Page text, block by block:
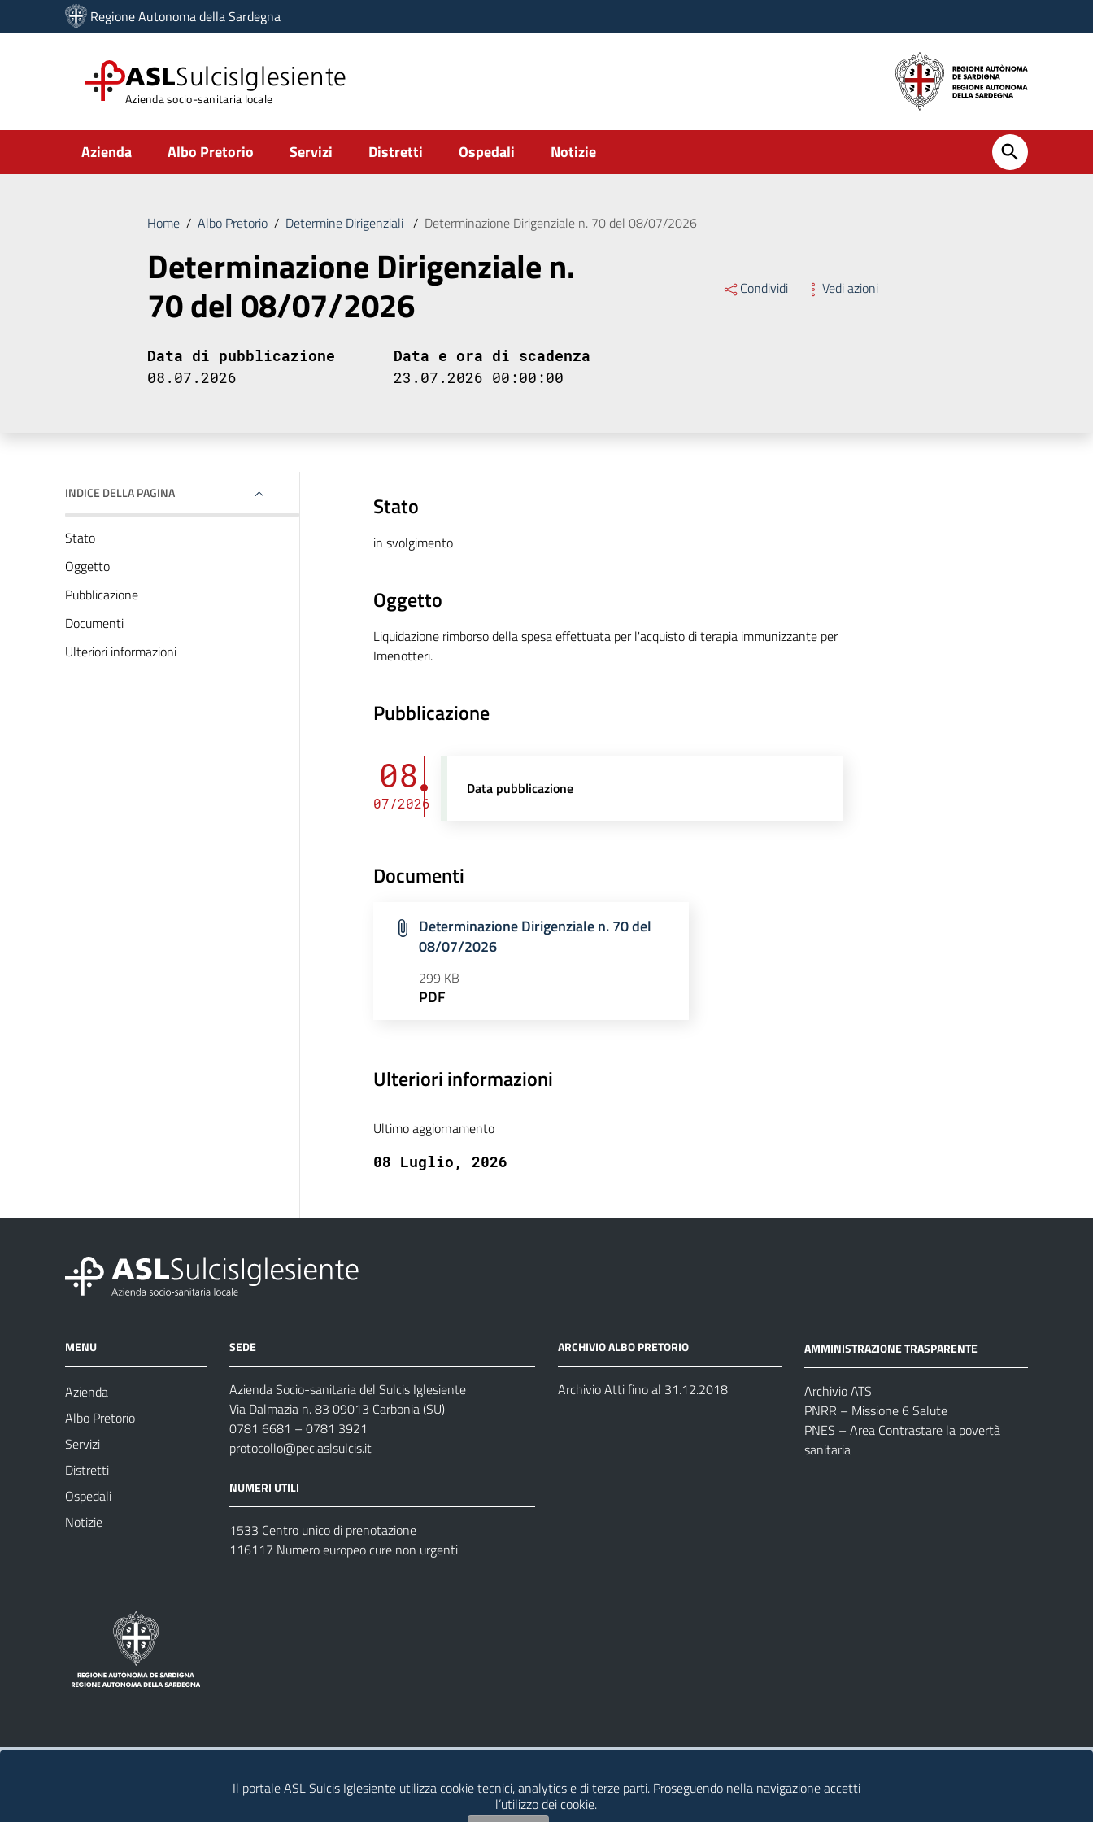
Vai ai contenuti
Vai al menu di navigazione
Regione Autonoma della Sardegna
ASLSulcisIglesiente
Azienda socio-sanitaria locale
Submenu
Azienda Albo Pretorio Servizi Distretti Ospedali Notizie
Home / Albo Pretorio / Determine Dirigenziali / Determinazione Dirigenziale n. 70 del 08/07/2026
Determinazione Dirigenziale n.
70 del 08/07/2026 Condividi Vedi azioni
Data di pubblicazione
08.07.2026
Data e ora di scadenza
23.07.2026 00:00:00
INDICE DELLA PAGINA
Stato
Oggetto
Pubblicazione
Documenti
Ulteriori informazioni
Stato
in svolgimento
Oggetto
Liquidazione rimborso della spesa effettuata per l'acquisto di terapia immunizzante per
Imenotteri.
Pubblicazione
08
07/2026
Data pubblicazione
Documenti
Determinazione Dirigenziale n. 70 del
08/07/2026
299 KB
PDF
Ulteriori informazioni
Ultimo aggiornamento
08 Luglio, 2026
MENU
Azienda
Albo Pretorio
Servizi
Distretti
Ospedali
Notizie
SEDE
Azienda Socio-sanitaria del Sulcis Iglesiente
Via Dalmazia n. 83 09013 Carbonia (SU)
0781 6681 – 0781 3921
protocollo@pec.aslsulcis.it
NUMERI UTILI
1533 Centro unico di prenotazione
116117 Numero europeo cure non urgenti
ARCHIVIO ALBO PRETORIO
Archivio Atti fino al 31.12.2018
AMMINISTRAZIONE TRASPARENTE
Archivio ATS
PNRR – Missione 6 Salute
PNES – Area Contrastare la povertà
sanitaria
Il portale ASL Sulcis Iglesiente utilizza cookie tecnici, analytics e di terze parti. Proseguendo nella navigazione accetti
l’utilizzo dei cookie.